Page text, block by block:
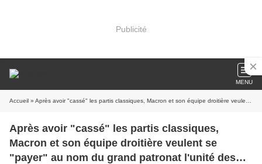
Publicité
MENU
Accueil » Après avoir "cassé" les partis classiques, Macron et son équipe droitière veulent se "payer" au nom du grand patronat l'unité des travailleurs et celle des retraités à coups d'ordonnances signées par le roi de l'Elysée !
Après avoir "cassé" les partis classiques,
Macron et son équipe droitière veulent se
"payer" au nom du grand patronat l'unité des